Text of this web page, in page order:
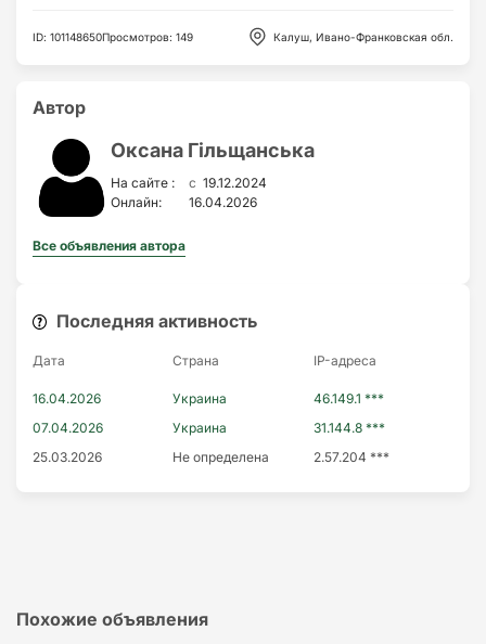
ID: 101148650Просмотров: 149 Калуш, Ивано-Франковская обл.
Автор
Оксана Гільщанська
На сайте : c 19.12.2024
Онлайн:
16.04.2026
Все объявления автора
Последняя активность
Дата Страна IP-адресa
16.04.2026 Украина
46.149.1 ***
07.04.2026
Украина
31.144.8 ***
25.03.2026
Не определена 2.57.204 ***
Похожие объявления